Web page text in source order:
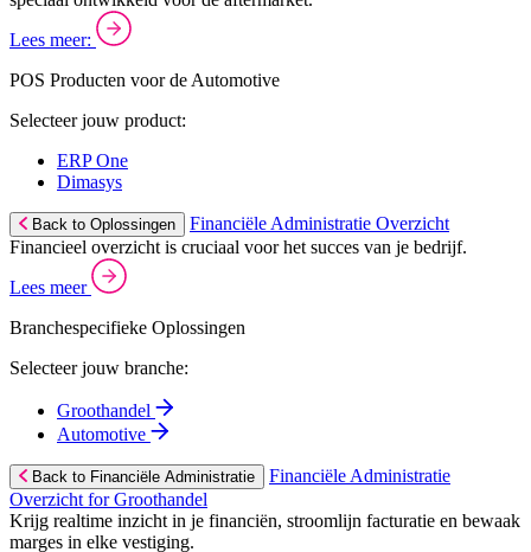
Lees meer:
POS Producten voor de Automotive
Selecteer jouw product:
ERP One
Dimasys
Back to Oplossingen
Financiële Administratie Overzicht
Financieel overzicht is cruciaal voor het succes van je bedrijf.
Lees meer
Branchespecifieke Oplossingen
Selecteer jouw branche:
Groothandel
Automotive
Back to Financiële Administratie
Financiële Administratie
Overzicht for Groothandel
Krijg realtime inzicht in je financiën, stroomlijn facturatie en bewaak
marges in elke vestiging.